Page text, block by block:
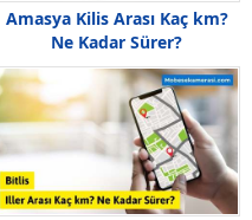
Amasya Kilis Arası Kaç km?
Ne Kadar Sürer?